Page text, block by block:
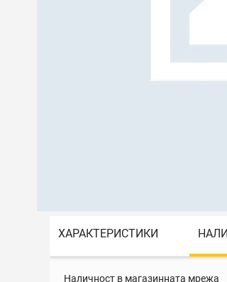
ХАРАКТЕРИСТИКИ
Наличност в магазинната мрежа